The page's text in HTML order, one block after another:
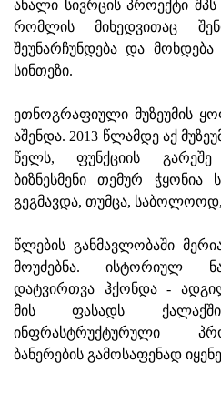
ახალი სივრცის პროექტი
რომლის მიხედვითაც
შეუნარჩუნდება და
სინთეზი.
ეთნოგრაფიული მუზეუმის
აშენდა. 2013 წლამდე აქ
წელს, ფუნქციის
ბიზნესმენი თემურ ჭყონია
გეგმავდა, თუმცა, საბოლოოდ,
წლების განმავლობაში
მოუძებნა. ისტორიულ
დატვირთვა ჰქონდა -
მის ფასადს ქალაქში
ინფრასტრუქტურული
ბანერების გამოსაფენად